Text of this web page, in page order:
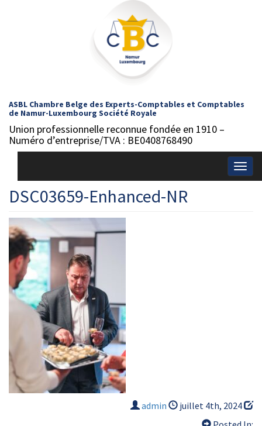
ASBL Chambre Belge des Experts-Comptables et Comptables
de Namur-Luxembourg Société Royale
Union professionnelle reconnue fondée en 1910 –
Numéro d’entreprise/TVA : BE0408768490
DSC03659-Enhanced-NR
admin
juillet 4th, 2024